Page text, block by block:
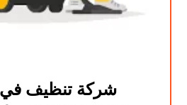
شركة تنظيف في